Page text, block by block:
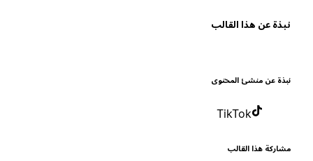
عن هذا القالب
عن منشئ المحتوى
TikTok
هذا القالب